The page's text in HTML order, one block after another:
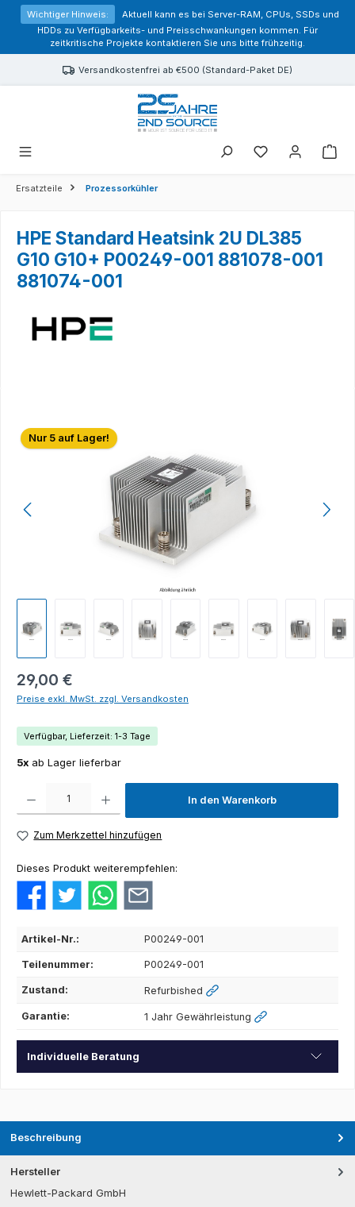
springen
Wichtiger Hinweis:
Aktuell kann es bei Server-RAM, CPUs, SSDs und
HDDs zu Verfügbarkeits- und Preisschwankungen kommen. Für
zeitkritische Projekte kontaktieren Sie uns bitte frühzeitig.
Versandkostenfrei ab €500 (Standard-Paket DE)
Sie haben 0
Ersatzteile Prozessorkühler
HPE Standard Heatsink 2U DL385
G10 G10+ P00249-001 881078-001
881074-001
Bildergalerie überspringen
Nur 5 auf Lager!
29,00 €
Preise exkl. MwSt. zzgl. Versandkosten
Verfügbar, Lieferzeit: 1-3 Tage
5x ab Lager lieferbar
In den Warenkorb
Zum Merkzettel hinzufügen
Dieses Produkt weiterempfehlen:
Artikel-Nr.: P00249-001
Teilenummer: P00249-001
Zustand: Refurbished
Garantie: 1 Jahr Gewährleistung
Individuelle Beratung
Beschreibung
Hersteller
Hewlett-Packard GmbH